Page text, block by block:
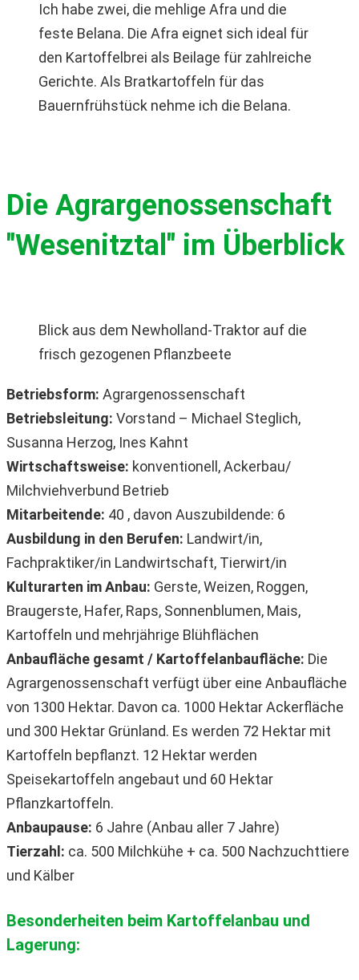
Ich habe zwei, die mehlige Afra und die
feste Belana. Die Afra eignet sich ideal für
den Kartoffelbrei als Beilage für zahlreiche
Gerichte. Als Bratkartoffeln für das
Bauernfrühstück nehme ich die Belana.
Die Agrargenossenschaft
"Wesenitztal" im Überblick
Blick aus dem Newholland-Traktor auf die
frisch gezogenen Pflanzbeete
Betriebsform: Agrargenossenschaft
Betriebsleitung: Vorstand – Michael Steglich,
Susanna Herzog, Ines Kahnt
Wirtschaftsweise: konventionell, Ackerbau/
Milchviehverbund Betrieb
Mitarbeitende: 40 , davon Auszubildende: 6
Ausbildung in den Berufen: Landwirt/in,
Fachpraktiker/in Landwirtschaft, Tierwirt/in
Kulturarten im Anbau: Gerste, Weizen, Roggen,
Braugerste, Hafer, Raps, Sonnenblumen, Mais,
Kartoffeln und mehrjährige Blühflächen
Anbaufläche gesamt / Kartoffelanbaufläche: Die
Agrargenossenschaft verfügt über eine Anbaufläche
von 1300 Hektar. Davon ca. 1000 Hektar Ackerfläche
und 300 Hektar Grünland. Es werden 72 Hektar mit
Kartoffeln bepflanzt. 12 Hektar werden
Speisekartoffeln angebaut und 60 Hektar
Pflanzkartoffeln.
Anbaupause: 6 Jahre (Anbau aller 7 Jahre)
Tierzahl: ca. 500 Milchkühe + ca. 500 Nachzuchttiere
und Kälber
Besonderheiten beim Kartoffelanbau und
Lagerung: